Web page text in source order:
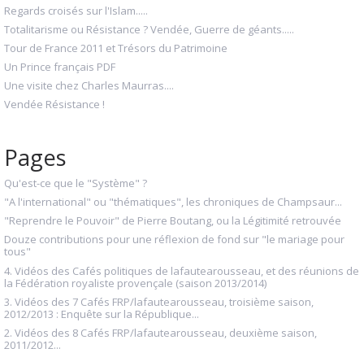
Regards croisés sur l'Islam.....
Totalitarisme ou Résistance ? Vendée, Guerre de géants.....
Tour de France 2011 et Trésors du Patrimoine
Un Prince français PDF
Une visite chez Charles Maurras....
Vendée Résistance !
Pages
Qu'est-ce que le "Système" ?
"A l'international" ou "thématiques", les chroniques de Champsaur...
"Reprendre le Pouvoir" de Pierre Boutang, ou la Légitimité retrouvée
Douze contributions pour une réflexion de fond sur "le mariage pour
tous"
4. Vidéos des Cafés politiques de lafautearousseau, et des réunions de
la Fédération royaliste provençale (saison 2013/2014)
3. Vidéos des 7 Cafés FRP/lafautearousseau, troisième saison,
2012/2013 : Enquête sur la République...
2. Vidéos des 8 Cafés FRP/lafautearousseau, deuxième saison,
2011/2012...